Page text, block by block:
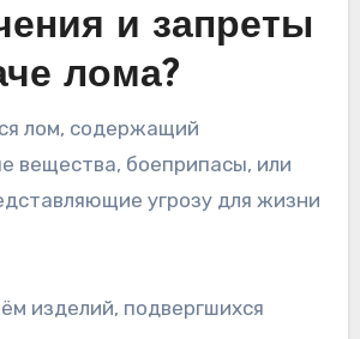
и запреты
лома?
лом, содержащий
вещества, боеприпасы, или
угрозу для жизни
изделий, подвергшихся